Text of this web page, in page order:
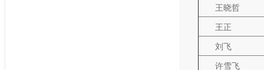
王晓哲
王正
刘飞
许雪飞